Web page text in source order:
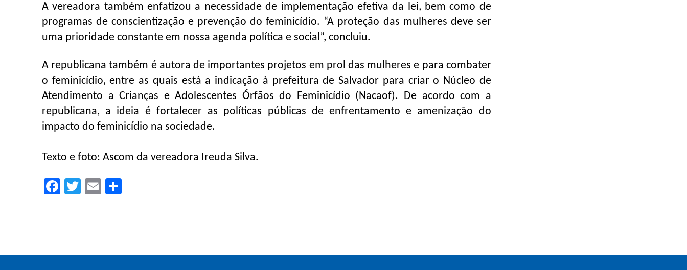
A vereadora também enfatizou a necessidade de implementação efetiva da lei, bem como de
programas de conscientização e prevenção do feminicídio. “A proteção das mulheres deve ser
uma prioridade constante em nossa agenda política e social”, concluiu.
A republicana também é autora de importantes projetos em prol das mulheres e para combater
o feminicídio, entre as quais está a indicação à prefeitura de Salvador para criar o Núcleo de
Atendimento a Crianças e Adolescentes Órfãos do Feminicídio (Nacaof). De acordo com a
republicana, a ideia é fortalecer as políticas públicas de enfrentamento e amenização do
impacto do feminicídio na sociedade.
Texto e foto: Ascom da vereadora Ireuda Silva.
Facebook
TwitterEmail